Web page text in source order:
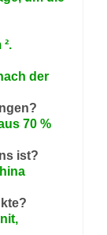
der
70 %
ist?